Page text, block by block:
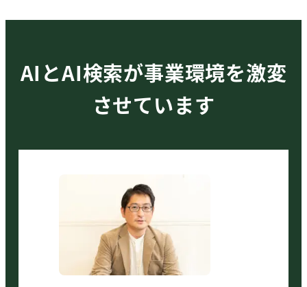
AIとAI検索が事業環境を激変
させています